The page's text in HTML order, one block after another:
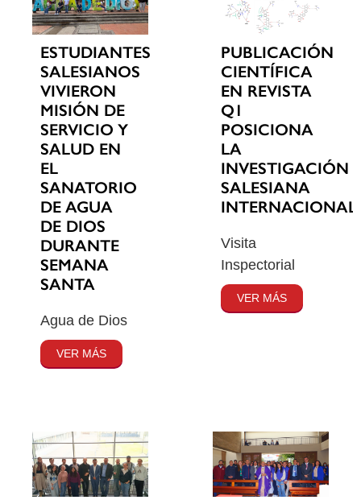
ESTUDIANTES
SALESIANOS
VIVIERON
MISIÓN DE
SERVICIO Y
SALUD EN
EL
SANATORIO
DE AGUA
DE DIOS
DURANTE
SEMANA
SANTA
Agua de Dios
VER MÁS
PUBLICACIÓN
CIENTÍFICA
EN REVISTA
Q1
POSICIONA
LA
INVESTIGACIÓN
SALESIANA
Visita
Inspectorial
VER MÁS